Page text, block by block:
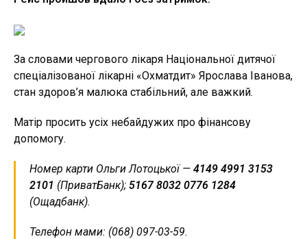
За словами чергового лікаря Національної дитячої
спеціалізованої лікарні «Охматдит» Ярослава Іванова,
стан здоров’я малюка стабільний, але важкий.
Матір просить усіх небайдужих про фінансову
допомогу.
Номер карти Ольги Лотоцької — 4149 4991 3153
2101 (ПриватБанк); 5167 8032 0776 1284
(Ощадбанк).
Телефон мами: (068) 097-03-59.